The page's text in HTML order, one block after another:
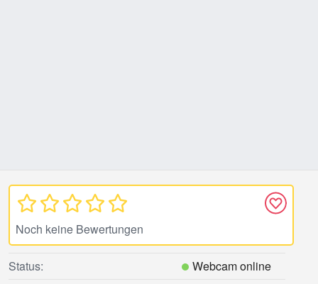
Noch keine Bewertungen
Status:
Webcam online